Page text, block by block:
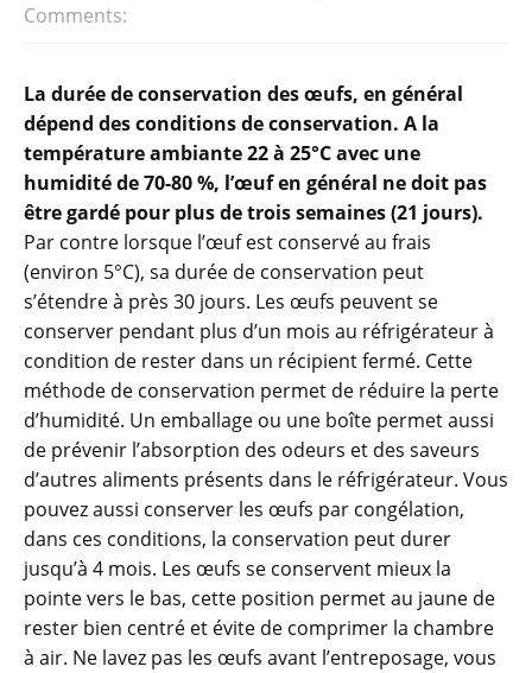
Comments:
La durée de conservation des œufs, en général
dépend des conditions de conservation. A la
température ambiante 22 à 25°C avec une
humidité de 70-80 %, l’œuf en général ne doit pas
être gardé pour plus de trois semaines (21 jours).
Par contre lorsque l’œuf est conservé au frais
(environ 5°C), sa durée de conservation peut
s’étendre à près 30 jours. Les œufs peuvent se
conserver pendant plus d’un mois au réfrigérateur à
condition de rester dans un récipient fermé. Cette
méthode de conservation permet de réduire la perte
d’humidité. Un emballage ou une boîte permet aussi
de prévenir l’absorption des odeurs et des saveurs
d’autres aliments présents dans le réfrigérateur. Vous
pouvez aussi conserver les œufs par congélation,
dans ces conditions, la conservation peut durer
jusqu’à 4 mois. Les œufs se conservent mieux la
pointe vers le bas, cette position permet au jaune de
rester bien centré et évite de comprimer la chambre
à air. Ne lavez pas les œufs avant l’entreposage, vous